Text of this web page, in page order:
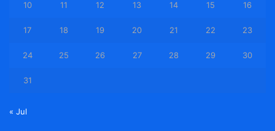
10 11 12 13 14 15 16
17 18 19 20 21 22 23
24 25 26 27 28 29 30
31
« Jul